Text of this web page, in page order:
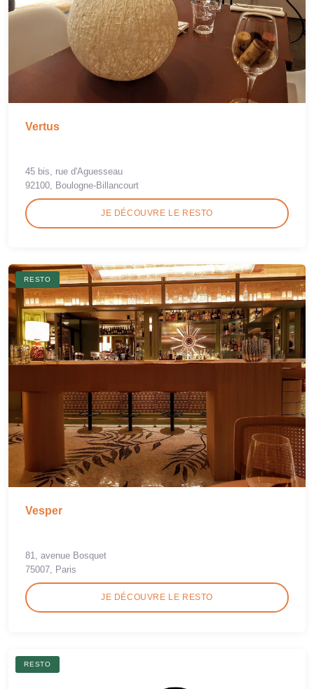
Vertus
45 bis, rue d'Aguesseau
92100, Boulogne-Billancourt
JE DÉCOUVRE LE RESTO
RESTO
Vesper
81, avenue Bosquet
75007, Paris
JE DÉCOUVRE LE RESTO
RESTO